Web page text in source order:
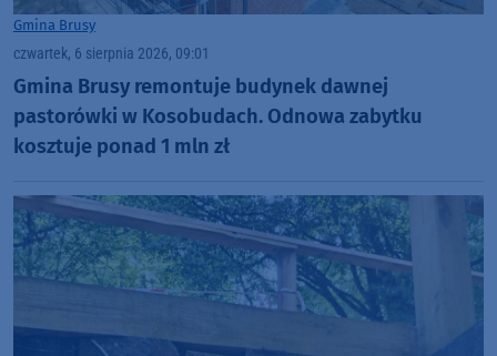
Gmina Brusy
czwartek, 6 sierpnia 2026, 09:01
Gmina Brusy remontuje budynek dawnej
pastorówki w Kosobudach. Odnowa zabytku
kosztuje ponad 1 mln zł